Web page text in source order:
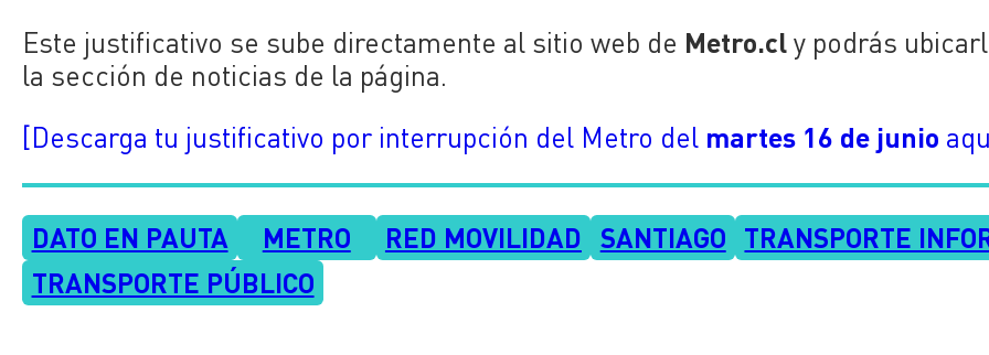
Este justificativo se sube directamente al sitio web de Metro.cly podrás
la sección de noticias de la página.
[Descarga tu justificativo por interrupción del Metro del martes 16 de junio
DATO EN PAUTA METRO RED MOVILIDAD SANTIAGO TRANSPORTE
TRANSPORTE PÚBLICO